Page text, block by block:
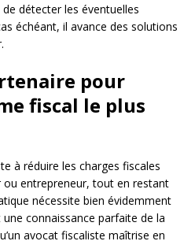
détecter les éventuelles
échéant, il avance des solutions
pour
fiscal le plus
à réduire les charges fiscales
ou entrepreneur, tout en restant
nécessite bien évidemment
connaissance parfaite de la
avocat fiscaliste maîtrise en